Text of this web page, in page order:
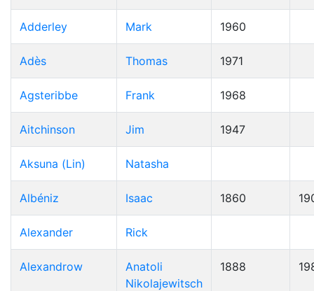
Adderley Mark 1960
Adès Thomas 1971
Agsteribbe Frank 1968
Aitchinson Jim 1947
Aksuna (Lin) Natasha
Albéniz Isaac 1860
Alexander Rick
Alexandrow
Anatoli
Nikolajewitsch
1888